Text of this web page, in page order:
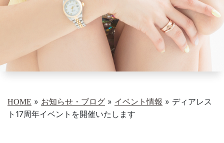
HOME » お知らせ・ブログ » イベント情報 » ディアレス
ト17周年イベントを開催いたします